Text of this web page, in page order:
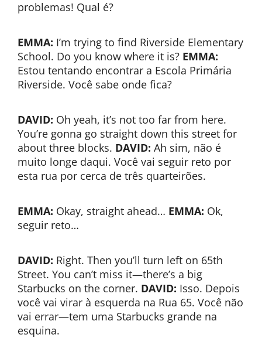
problemas! Qual é?
EMMA: I’m trying to find Riverside Elementary
School. Do you know where it is? EMMA:
Estou tentando encontrar a Escola Primária
Riverside. Você sabe onde fica?
DAVID: Oh yeah, it’s not too far from here.
You’re gonna go straight down this street for
about three blocks. DAVID: Ah sim, não é
muito longe daqui. Você vai seguir reto por
esta rua por cerca de três quarteirões.
EMMA: Okay, straight ahead… EMMA: Ok,
seguir reto…
DAVID: Right. Then you’ll turn left on 65th
Street. You can’t miss it—there’s a big
Starbucks on the corner. DAVID: Isso. Depois
você vai virar à esquerda na Rua 65. Você não
vai errar—tem uma Starbucks grande na
esquina.